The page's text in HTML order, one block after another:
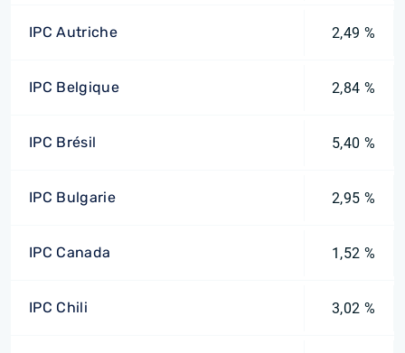
IPC Autriche 2,49 %
IPC Belgique 2,84 %
IPC Brésil 5,40 %
IPC Bulgarie 2,95 %
IPC Canada 1,52 %
IPC Chili 3,02 %